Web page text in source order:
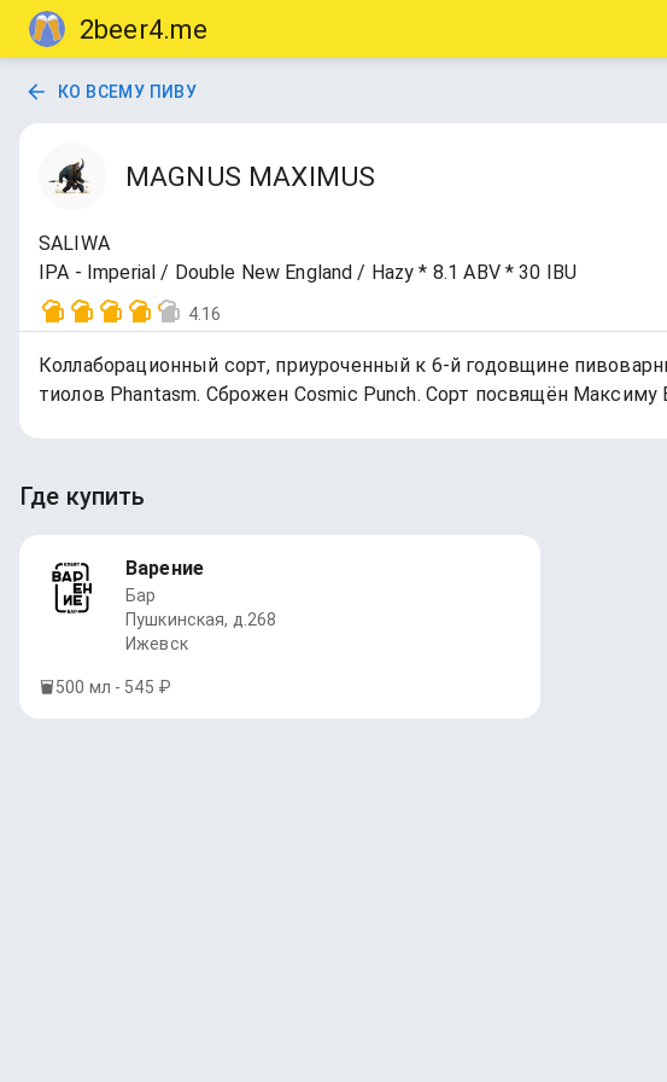
2beer4.me
КО ВСЕМУ ПИВУ
MAGNUS MAXIMUS
SALIWA
IPA - Imperial / Double New England / Hazy * 8.1 ABV * 30 IBU
4.16
Коллаборационный сорт, приуроченный к 6-й годовщине
тиолов Phantasm. Сброжен Cosmic Punch. Сорт посвящён Максиму
Где купить
Варение
Бар
Пушкинская, д.268
Ижевск
500 мл - 545 ₽